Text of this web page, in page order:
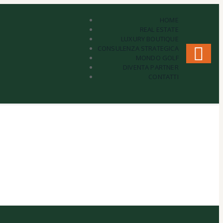
HOME
REAL ESTATE
LUXURY BOUTIQUE
CONSULENZA STRATEGICA
MONDO GOLF
DIVENTA PARTNER
CONTATTI